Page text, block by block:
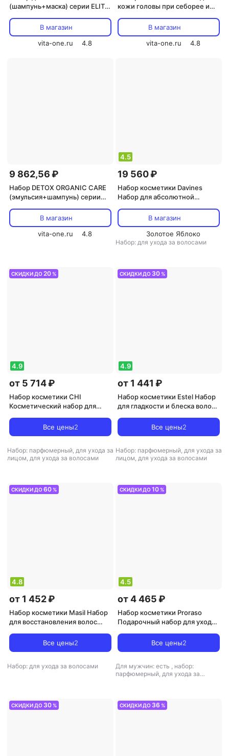
(шампунь+маска) серии ELITE
500мл+300млВ магазин
vita-one.ru
4.8
кожи головы при себорее и
500мл+400гр+250мл+40мл
В магазин
vita-one.ru
4.8
9 862,56 ₽
Набор DETOX ORGANIC CARE
(эмульсия+шампунь) серии
550мл+250млВ магазин
vita-one.ru
4.8
4.5
19 560 ₽
Набор косметики Davines
Набор для абсолютной
Temperate Forest
В магазин
Золотое Яблоко
Набор: для ухода за волосами
СКИДКИ ДО20 %
4.9
от 5 714 ₽
Набор косметики CHI
Косметический набор для
Кондиционер Infra, 350 мл +
Кондиционер Кератин Мист,
восстанавливающий, 59 мл
Все цены2
Набор: парфюмерный, для ухода за
лицом, для ухода за волосами
СКИДКИ ДО 30 %
4.9
от 1 441 ₽
Набор косметики Estel Набор
для гладкости и блеска волос
Все цены2
Набор: парфюмерный, для ухода за
лицом, для ухода за волосами
СКИДКИ ДО60 %
4.8
от 1 452 ₽
Набор косметики Masil Набор
для восстановления волос
Все цены2
Набор: для ухода за волосами
СКИДКИ ДО10 %
4.5
от 4 465 ₽
Набор косметики Proraso
Подарочный набор для ухода
Все цены2
Для мужчин: есть , набор:
парфюмерный, для ухода за
СКИДКИ ДО 30 % СКИДКИ ДО 36 %